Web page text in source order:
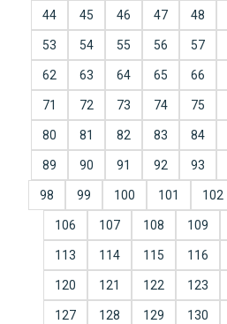
44 45 46 47 48
53 54 55 56 57
62 63 64 65 66
71 72 73 74 75
80 81 82 83 84
89 90 91 92 93
98 99 100 101 102
106 107 108 109
113 114 115 116
120 121 122 123
127 128 129 130